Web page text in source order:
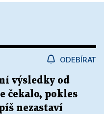
ODEBÍRAT
výsledky od
čekalo, pokles
nezastaví